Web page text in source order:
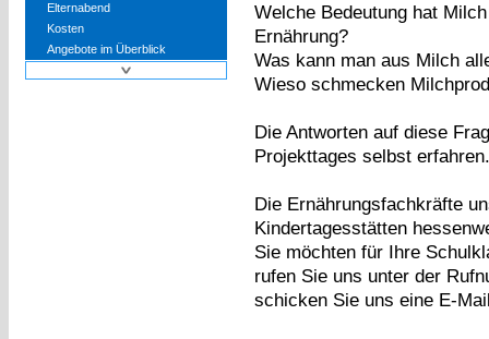
Elternabend
Kosten
Angebote im Überblick
Welche Bedeutung hat
Ernährung?
Was kann man aus Milch
Wieso schmecken
Die Antworten auf diese
Projekttages selbst
Die Ernährungsfachkräfte
Kindertagesstätten
Sie möchten für Ihre
rufen Sie uns unter der
schicken Sie uns eine E-